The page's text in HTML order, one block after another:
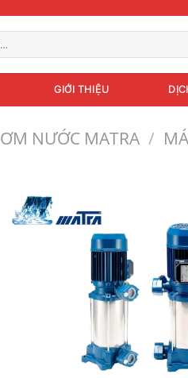
GIỚI THIỆU
NƯỚC MATRA /